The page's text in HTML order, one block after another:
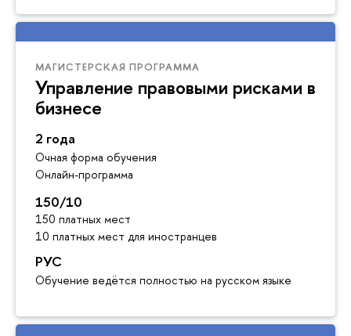
МАГИСТЕРСКАЯ ПРОГРАММА
Управление правовыми рисками в
бизнесе
2 года
Очная форма обучения
Онлайн-программа
150/10
150 платных мест
10 платных мест для иностранцев
РУС
Обучение ведётся полностью на русском языке